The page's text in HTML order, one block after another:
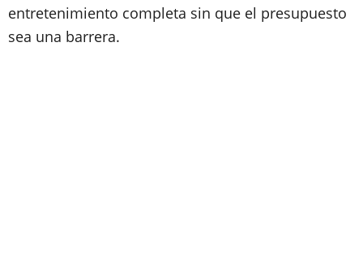
entretenimiento completa sin que el presupuesto
sea una barrera.